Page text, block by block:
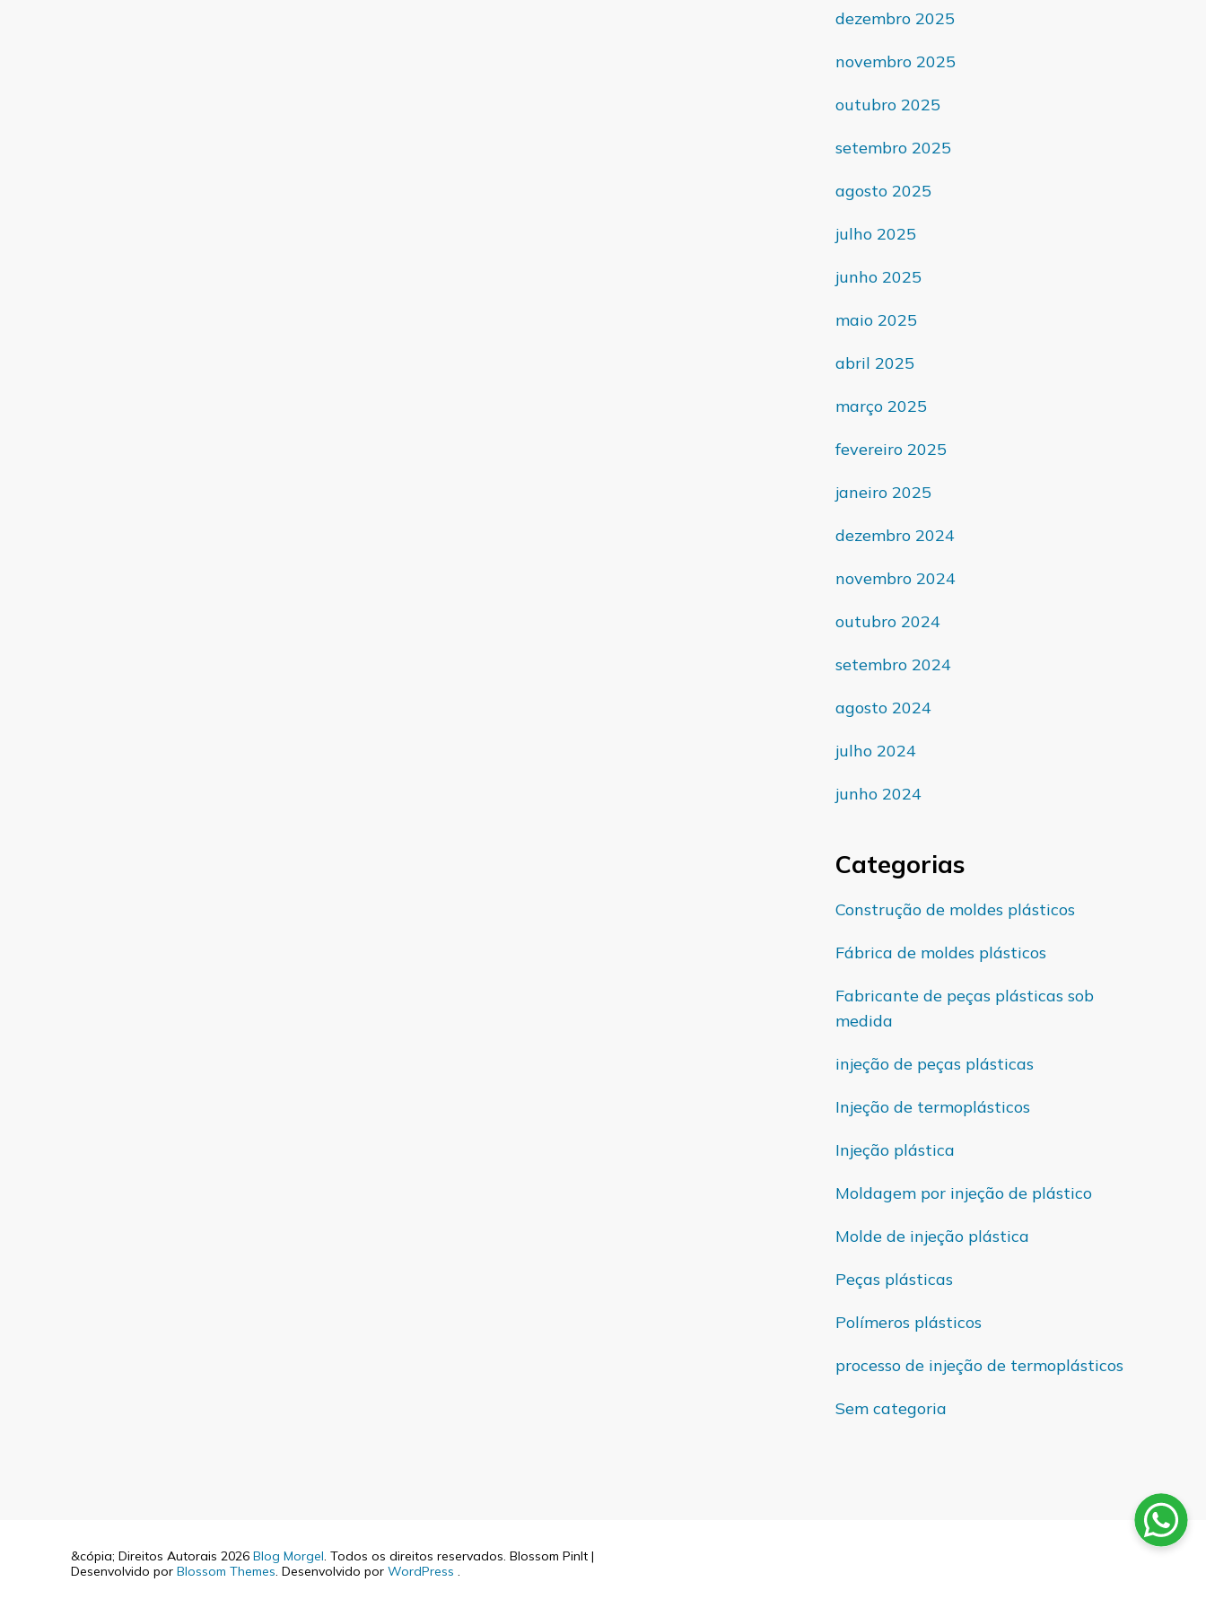
dezembro 2025
novembro 2025
outubro 2025
setembro 2025
agosto 2025
julho 2025
junho 2025
maio 2025
abril 2025
março 2025
fevereiro 2025
janeiro 2025
dezembro 2024
novembro 2024
outubro 2024
setembro 2024
agosto 2024
julho 2024
junho 2024
Categorias
Construção de moldes plásticos
Fábrica de moldes plásticos
Fabricante de peças plásticas sob
medida
injeção de peças plásticas
Injeção de termoplásticos
Injeção plástica
Moldagem por injeção de plástico
Molde de injeção plástica
Peças plásticas
Polímeros plásticos
processo de injeção de termoplásticos
Sem categoria
&cópia; Direitos Autorais 2026 Blog Morgel. Todos os direitos reservados. Blossom PinIt |
Desenvolvido por Blossom Themes. Desenvolvido por WordPress .